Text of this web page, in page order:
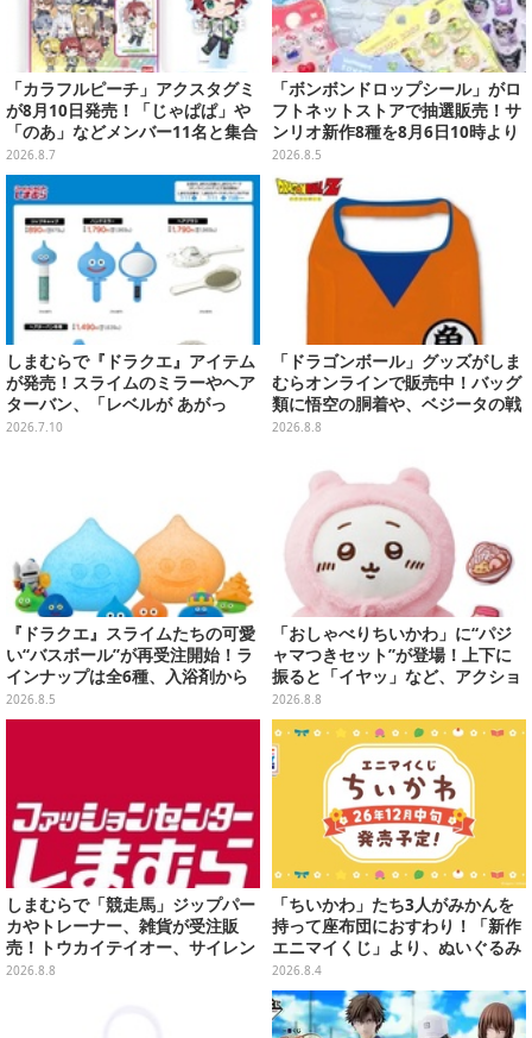
「カラフルピーチ」アクスタグミ
が8月10日発売！「じゃぱぱ」や
「のあ」などメンバー11名と集合
デザイン全15種、ボールチェーン
付きでアクセサリーにも
2026.8.7
「ボンボンドロップシール」がロ
フトネットストアで抽選販売！サ
ンリオ新作8種を8月6日10時より
受付開始
2026.8.5
しまむらで『ドラクエ』アイテム
が発売！スライムのミラーやヘア
ターバン、「レベルが あがっ
た！」アクセサリーなど
2026.7.10
「ドラゴンボール」グッズがしま
むらオンラインで販売中！バッグ
類に悟空の胴着や、ベジータの戦
闘服を大胆デザイン
2026.8.8
『ドラクエ』スライムたちの可愛
い“バスボール”が再受注開始！ラ
インナップは全6種、入浴剤から
モンスターのフィギュアが出てく
る
2026.8.5
「おしゃべりちいかわ」に“パジ
ャマつきセット”が登場！上下に
振ると「イヤッ」など、アクショ
ンに応じて喋ってくれる
2026.8.8
しまむらで「競走馬」ジップパー
カやトレーナー、雑貨が受注販
売！トウカイテイオー、サイレン
ススズカなど名馬をデザイン
2026.8.8
「ちいかわ」たち3人がみかんを
持って座布団におすわり！「新作
エニマイくじ」より、ぬいぐるみ
画像が初公開
2026.8.4